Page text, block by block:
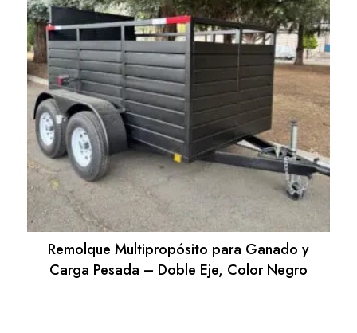
Remolque Multipropósito para Ganado y
Carga Pesada – Doble Eje, Color Negro